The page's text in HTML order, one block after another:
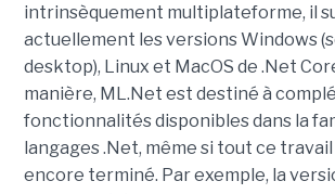
intrinsèquement multiplateforme, il
actuellement les versions Windows
desktop), Linux et MacOS de .Net
manière, ML.Net est destiné à
fonctionnalités disponibles dans la
langages .Net, même si tout ce
encore terminé. Par exemple, la